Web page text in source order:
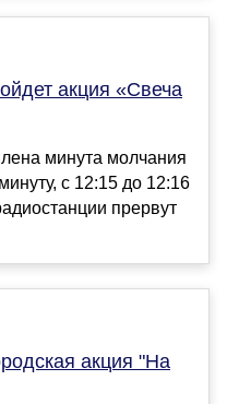
акция «Свеча
минута молчания
с 12:15 до 12:16
прервут
акция "На